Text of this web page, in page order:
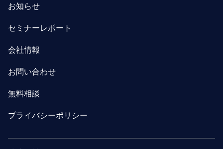
お知らせ
セミナーレポート
会社情報
お問い合わせ
無料相談
プライバシーポリシー